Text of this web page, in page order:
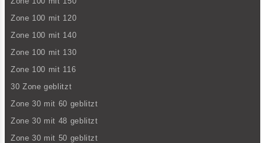
Zone 100 mit 120
Zone 100 mit 140
Zone 100 mit 130
Zone 100 mit 116
30 Zone geblitzt
Zone 30 mit 60 geblitzt
Zone 30 mit 48 geblitzt
Zone 30 mit 50 geblitzt